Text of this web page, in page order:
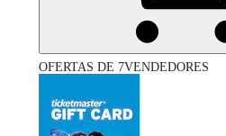
OFERTAS DE 7VENDEDORES